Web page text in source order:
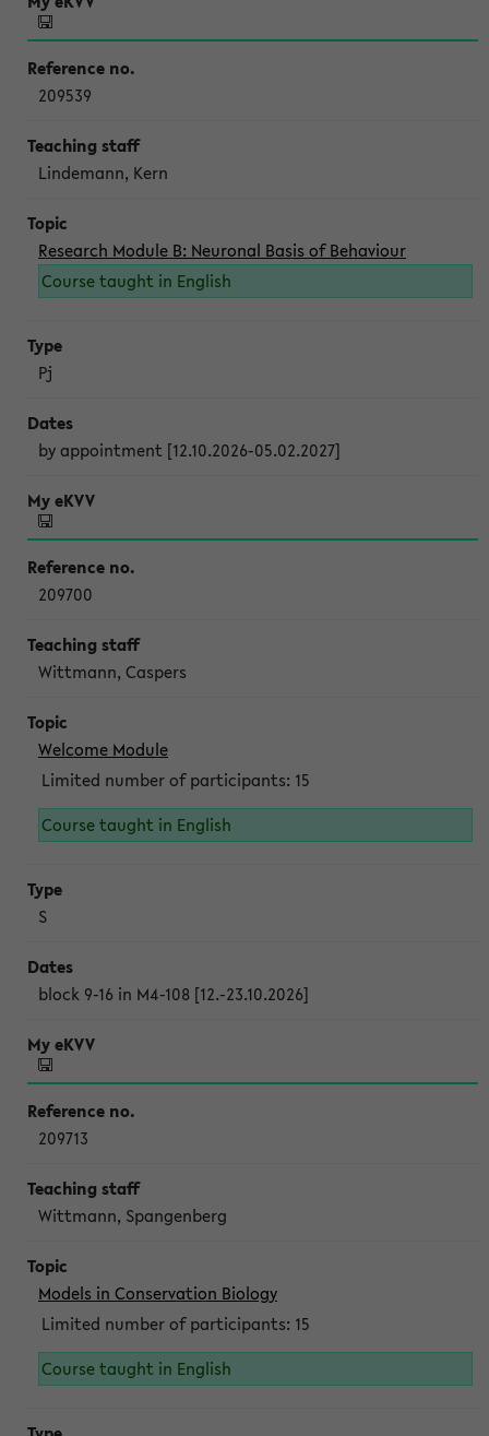
209539
Lindemann, Kern
Research Module B: Neuronal Basis of Behaviour
Course taught in English
Pj
by appointment [12.10.2026-05.02.2027]
209700
Wittmann, Caspers
Welcome Module
Limited number of participants: 15
Course taught in English
S
block 9-16 in M4-108 [12.-23.10.2026]
209713
Wittmann, Spangenberg
Models in Conservation Biology
Limited number of participants: 15
Course taught in English